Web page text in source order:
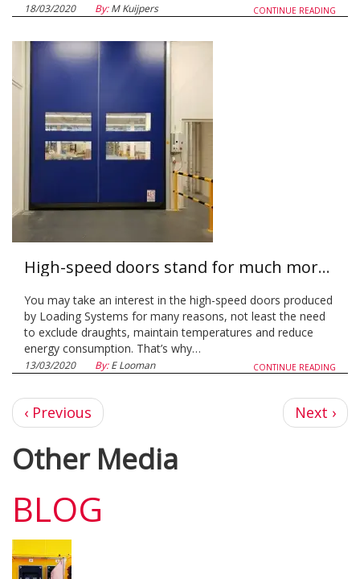
CONTINUE READING
18/03/2020 By:M Kuijpers
High-speed doors stand for much more than speed
You may take an interest in the high-speed doors produced
by Loading Systems for many reasons, not least the need
to exclude draughts, maintain temperatures and reduce
energy consumption. That’s why…
CONTINUE READING
13/03/2020 By:E Looman
←
‹ Previous Next ›
Other Media
BLOG